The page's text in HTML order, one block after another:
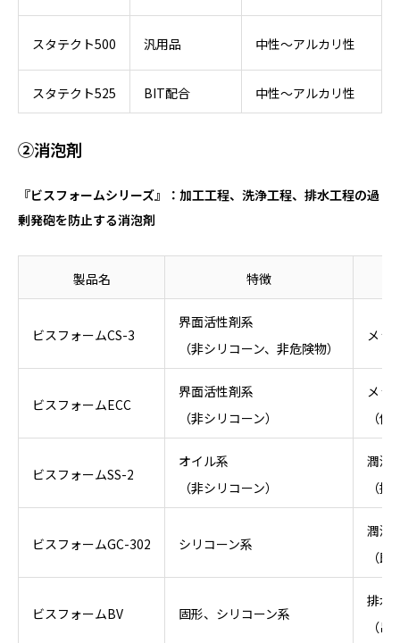
スタテクト500 汎用品 中性～アルカリ性
スタテクト525 BIT配合 中性～アルカリ性
②消泡剤
『ビスフォームシリーズ』：加工工程、洗浄工程、排水工程の過
剰発砲を防止する消泡剤
製品名 特徴
ビスフォームCS-3
界面活性剤系
（非シリコーン、非危険物）
メッ
ビスフォームECC
界面活性剤系
（非シリコーン）
メッ
（
ビスフォームSS-2
オイル系
（非シリコーン）
潤滑
（
ビスフォームGC-302 シリコーン系
潤滑
（
ビスフォームBV 固形、シリコーン系
排水
（